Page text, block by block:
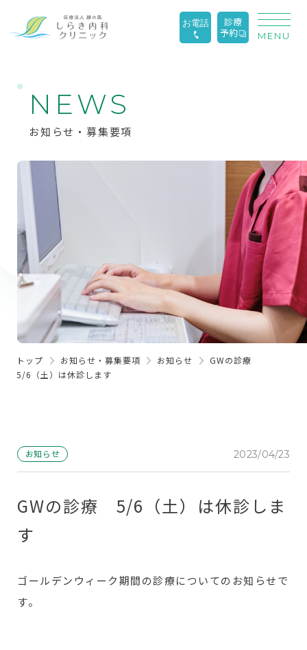
お電話
診療
予約
MENU
N EWS
お知らせ・募集要項
トップ お知らせ・募集要項 お知らせ
GWの診療
5/6（土）は休診します
お知らせ 2023/04/23
GWの診療 5/6（土）は休診しま
す
ゴールデンウィーク期間の診療についてのお知らせで
す。